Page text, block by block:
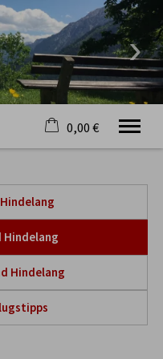
0,00 €
Hindelang
Hindelang